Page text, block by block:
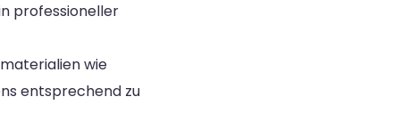
professioneller
wie
entsprechend zu